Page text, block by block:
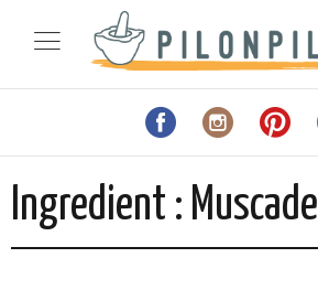
Ingredient : Muscade